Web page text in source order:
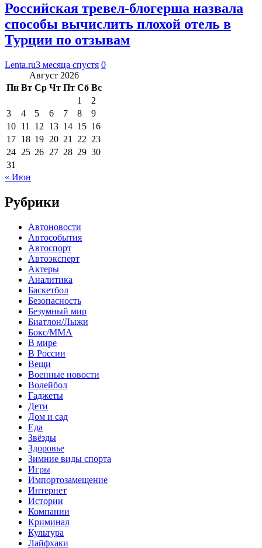
Российская тревел-блогерша назвала
способы вычислить плохой отель в
Турции по отзывам
Lenta.ru3 месяца спустя 0
Август 2026
Пн Вт Ср Чт Пт Сб Вс
1
2
3
4 5 6 7 8
9
10 11 12 13 14 15 16
17 18 19 20 21 22 23
24 25 26 27 28 29 30
31
« Июн
Рубрики
Автоновости
Автособытия
Автоспорт
Автоэксперт
Актеры
Аналитика
Баскетбол
Безопасность
Безумный мир
Биатлон/Лыжи
Бокс/MMA
В мире
В России
Вещи
Военные новости
Волейбол
Гаджеты
Дети
Дом и сад
Еда
Звёзды
Здоровье
Зимние виды спорта
Игры
Импортозамещение
Интернет
Истории
Компании
Криминал
Культура
Лайфхаки